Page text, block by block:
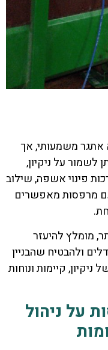
אתגר משמעותי, אך
לשמור על ניקיון,
פינוי אשפה, שילוב
מרפסות מאפשרים
מומלץ להיעזר
ולהבטיח שהבניין
קיימות ונוחות
על ניהול